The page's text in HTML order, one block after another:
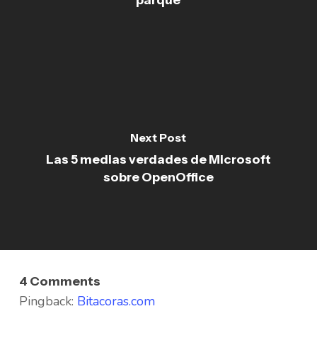
Next Post
Las 5 medias verdades de Microsoft
sobre OpenOffice
4 Comments
Pingback: Bitacoras.com